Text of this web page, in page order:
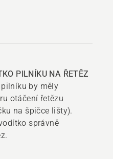
PILNÍKU NA ŘETĚZ
by měly
otáčení řetězu
na špičce lišty).
správně